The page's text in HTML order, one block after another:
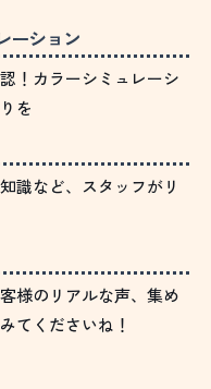
ーション
！カラーシミュレーシ
を
識など、スタッフがリ
様のリアルな声、集め
てくださいね！